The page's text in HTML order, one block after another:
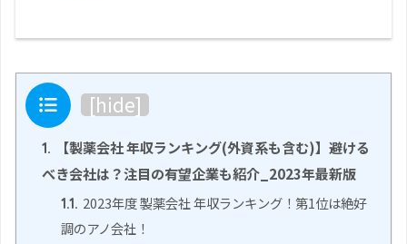
目次 [hide]
1.
【製薬会社 年収ランキング(外資系も含む)】避ける
べき会社は？注目の有望企業も紹介_2023年最新版
1.1. 2023年度 製薬会社 年収ランキング！第1位は絶好
調のアノ会社！